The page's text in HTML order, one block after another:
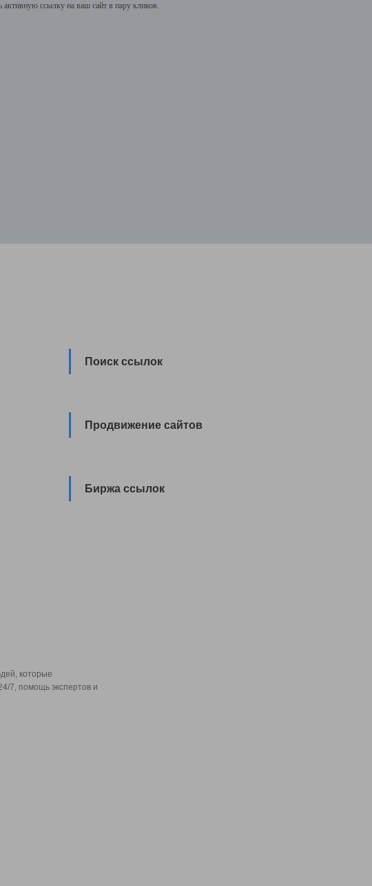
ссылку на ваш сайт в пару кликов.
Поиск ссылок
Продвижение сайтов
Биржа ссылок
которые
7, помощь экспертов и